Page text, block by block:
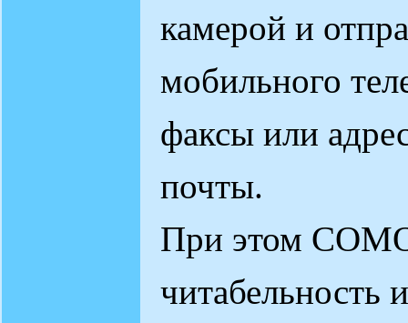
камерой и
мобильного
факсы или
почты.
При этом
читабельность